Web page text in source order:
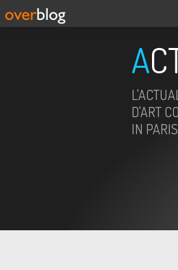
D'ART
IN PARIS